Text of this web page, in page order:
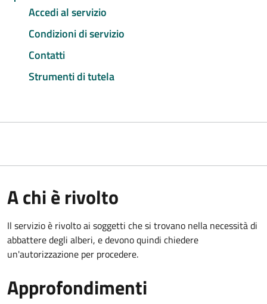
Accedi al servizio
Condizioni di servizio
Contatti
Strumenti di tutela
A chi è rivolto
Il servizio è rivolto ai soggetti che si trovano nella necessità di
abbattere degli alberi, e devono quindi chiedere
un'autorizzazione per procedere.
Approfondimenti